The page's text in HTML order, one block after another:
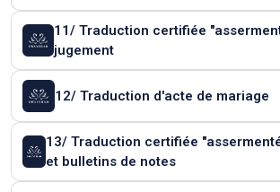
11/ Traduction certifiée
jugement
12/ Traduction d'acte de mariage
13/ Traduction certifiée "assermentée" de
et bulletins de notes